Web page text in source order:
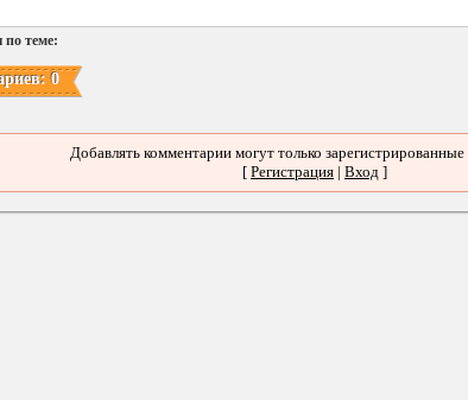
по теме:
0
Добавлять комментарии могут только зарегистрированные
[ Регистрация | Вход ]